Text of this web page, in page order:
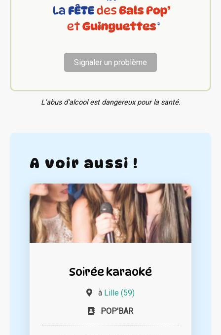
Signaler un problème
L'abus d'alcool est dangereux pour la santé.
A voir aussi !
Soirée karaoké
à Lille (59)
POP'BAR